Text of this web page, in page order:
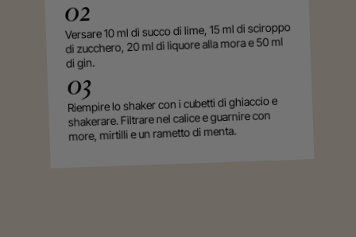
02
Versare 10 ml di succo di lime, 15 ml di sciroppo
di zucchero, 20 ml di liquore alla mora e 50 ml
di gin.
03
Riempire lo shaker con i cubetti di ghiaccio e
shakerare. Filtrare nel calice e guarnire con
more, mirtilli e un rametto di menta.